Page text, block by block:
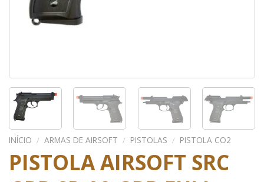
INÍCIO / ARMAS DE AIRSOFT / PISTOLAS / PISTOLA CO2
PISTOLA AIRSOFT SRC